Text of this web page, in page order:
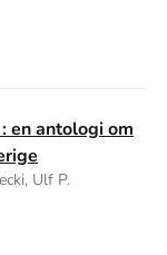
en antologi om
Ulf P.